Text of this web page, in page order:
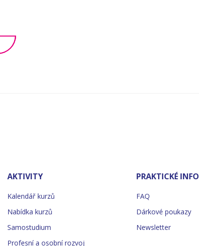
AKTIVITY
Kalendář kurzů
Nabídka kurzů
Samostudium
Profesní a osobní rozvoj
PRAKTICKÉ INFO
FAQ
Dárkové poukazy
Newsletter